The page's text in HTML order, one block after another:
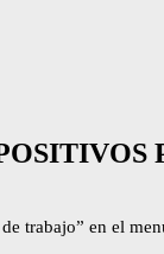
trabajo” en el